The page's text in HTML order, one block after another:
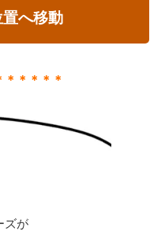
へ移動
＊＊＊＊
ズが